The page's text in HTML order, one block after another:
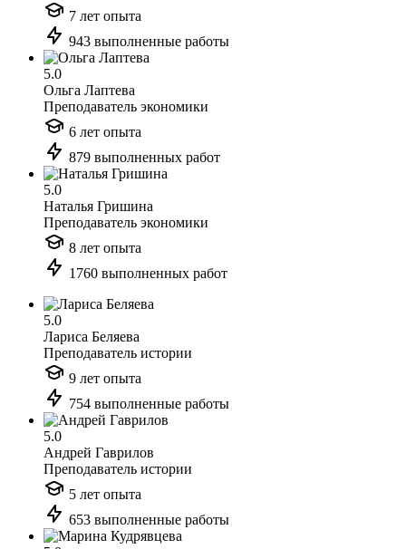
7 лет опыта
943 выполненные работы
5.0
Ольга Лаптева
Преподаватель экономики
6 лет опыта
879 выполненных работ
5.0
Наталья Гришина
Преподаватель экономики
8 лет опыта
1760 выполненных работ
5.0
Лариса Беляева
Преподаватель истории
9 лет опыта
754 выполненные работы
5.0
Андрей Гаврилов
Преподаватель истории
5 лет опыта
653 выполненные работы